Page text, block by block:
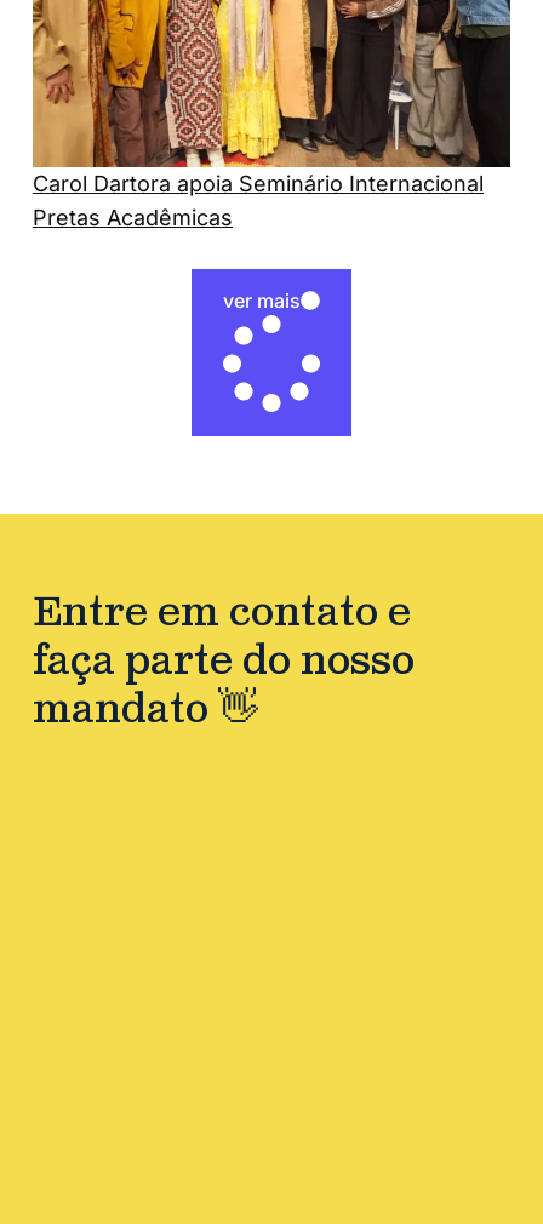
Carol Dartora apoia Seminário Internacional
Pretas Acadêmicas
ver mais
Entre em contato e
faça parte do nosso
mandato 👋